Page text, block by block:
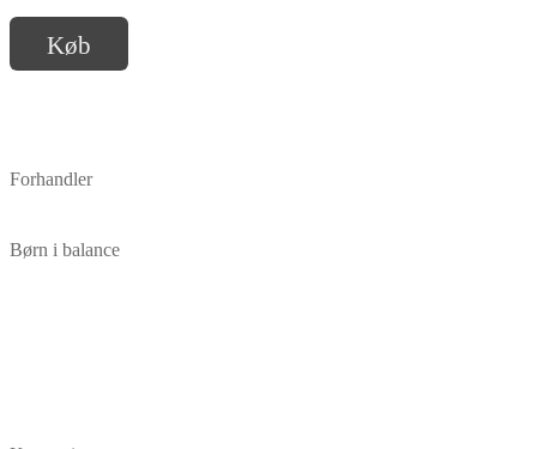
Køb
Forhandler
Børn i balance